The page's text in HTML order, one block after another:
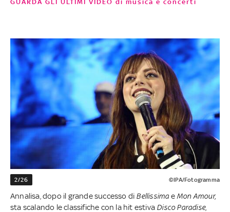
GUARDA GLI ULTIMI VIDEO di musica e concerti
2/26 ©IPA/Fotogramma
Annalisa, dopo il grande successo di Bellissima e Mon Amour,
sta scalando le classifiche con la hit estiva Disco Paradise,